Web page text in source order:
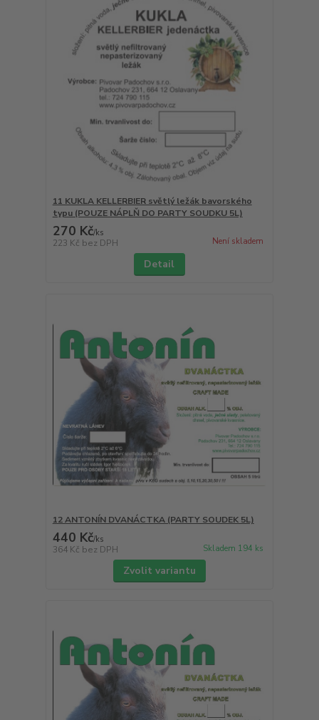
11 KUKLA KELLERBIER světlý ležák bavorského
typu (POUZE NÁPLŇ DO PARTY SOUDKU 5L)
270 Kč/ks
223 Kč bez DPH Není skladem
Detail
12 ANTONÍN DVANÁCTKA (PARTY SOUDEK 5L)
440 Kč/ks
364 Kč bez DPH Skladem 194 ks
Zvolit variantu